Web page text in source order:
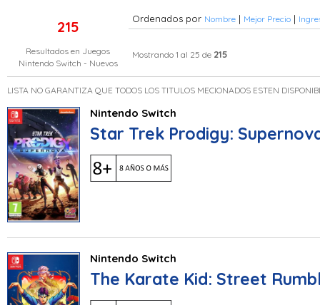
215
Resultados en Juegos
Nintendo Switch - Nuevos
Ordenados por Nombre | Mejor Precio |
Mostrando 1 al 25 de 215
LISTA NO GARANTIZA QUE TODOS LOS TITULOS MECIONADOS ESTEN
Nintendo Switch
Star Trek Prodigy:
Nintendo Switch
The Karate Kid: Street